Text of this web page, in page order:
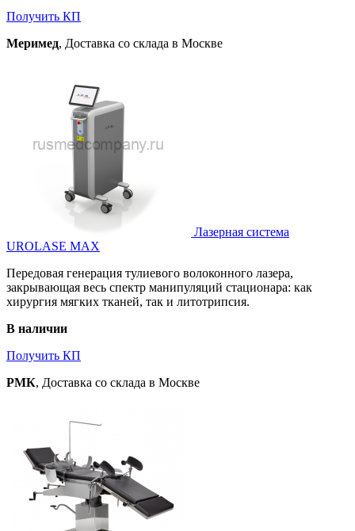
Получить КП
Меримед, Доставка со склада в Москве
Лазерная система
UROLASE MAX
Передовая генерация тулиевого волоконного лазера,
закрывающая весь спектр манипуляций стационара: как
хирургия мягких тканей, так и литотрипсия.
В наличии
Получить КП
РМК, Доставка со склада в Москве